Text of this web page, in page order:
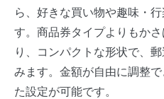
ら、好きな買い物や趣味・
す。商品券タイプよりもか
り、コンパクトな形状で、
みます。金額が自由に調整
た設定が可能です。